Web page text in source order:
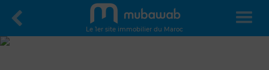
Le 1er site immobilier du Maroc